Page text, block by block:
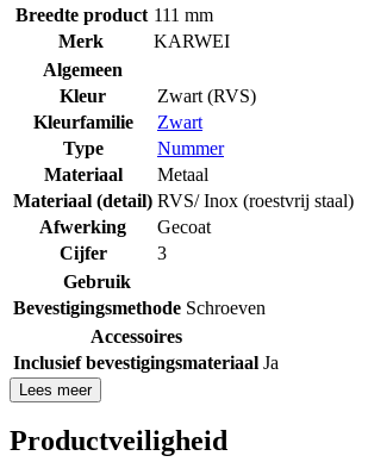
Breedte product 111 mm
Merk
KARWEI
Algemeen
Kleur
Zwart (RVS)
Kleurfamilie
Zwart
Type
Nummer
Materiaal
Metaal
Materiaal (detail) RVS/ Inox (roestvrij staal)
Afwerking
Gecoat
Cijfer
3
Gebruik
Bevestigingsmethode Schroeven
Accessoires
Inclusief bevestigingsmateriaal Ja
Lees meer
Productveiligheid